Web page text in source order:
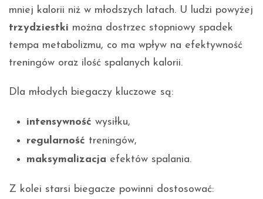
mniej kalorii niż w młodszych latach. U ludzi powyżej
trzydziestki można dostrzec stopniowy spadek
tempa metabolizmu, co ma wpływ na efektywność
treningów oraz ilość spalanych kalorii.
Dla młodych biegaczy kluczowe są:
intensywność wysiłku,
regularność treningów,
maksymalizacja efektów spalania.
Z kolei starsi biegacze powinni dostosować: